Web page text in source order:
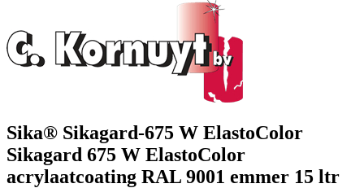
Sika® Sikagard-675 W ElastoColor
Sikagard 675 W ElastoColor
acrylaatcoating RAL 9001 emmer 15 ltr